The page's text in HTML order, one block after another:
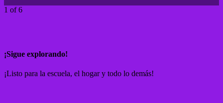
1 of6
¡Sigue explorando!
¡Listo para la escuela, el hogar y todo lo demás!